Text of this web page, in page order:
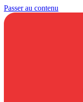
Passer au contenu